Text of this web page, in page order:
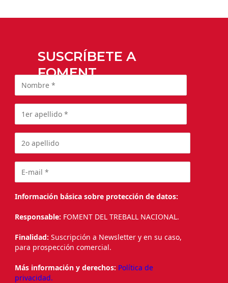
SUSCRÍBETE A
FOMENT
Información básica sobre protección de datos:
Responsable: FOMENT DEL TREBALL NACIONAL.
Finalidad: Suscripción a Newsletter y en su caso,
para prospección comercial.
Más información y derechos: Política de
privacidad.